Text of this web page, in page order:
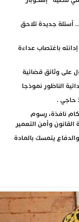
أسئلة جديدة تلاحق
إدانته باغتصاب عداءة
على وثائق قضائية
الناظور نموذجا
حاجي .
نافذة، رسوم
وأمن التعمير
يتمسك بالمادة